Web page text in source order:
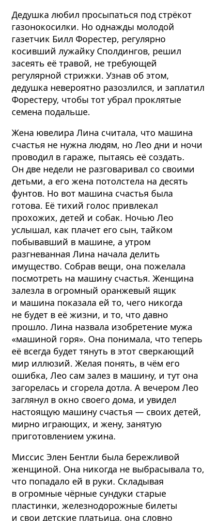
Дедушка любил просыпаться под стрёкот
газонокосилки. Но однажды молодой
газетчик Билл Форестер, регулярно
косивший лужайку Сполдингов, решил
засеять её травой, не требующей
регулярной стрижки. Узнав об этом,
дедушка невероятно разозлился, и заплатил
Форестеру, чтобы тот убрал проклятые
семена подальше.
Жена ювелира Лина считала, что машина
счастья не нужна людям, но Лео дни и ночи
проводил в гараже, пытаясь её создать.
Он две недели не разговаривал со своими
детьми, а его жена потолстела на десять
фунтов. Но вот машина счастья была
готова. Её тихий голос привлекал
прохожих, детей и собак. Ночью Лео
услышал, как плачет его сын, тайком
побывавший в машине, а утром
разгневанная Лина начала делить
имущество. Собрав вещи, она пожелала
посмотреть на машину счастья. Женщина
залезла в огромный оранжевый ящик
и машина показала ей то, чего никогда
не будет в её жизни, и то, что давно
прошло. Лина назвала изобретение мужа
«машиной горя». Она понимала, что теперь
её всегда будет тянуть в этот сверкающий
мир иллюзий. Желая понять, в чём его
ошибка, Лео сам залез в машину, и тут она
загорелась и сгорела дотла. А вечером Лео
заглянул в окно своего дома, и увидел
настоящую машину счастья — своих детей,
мирно играющих, и жену, занятую
приготовлением ужина.
Миссис Элен Бентли была бережливой
женщиной. Она никогда не выбрасывала то,
что попадало ей в руки. Складывая
в огромные чёрные сундуки старые
пластинки, железнодорожные билеты
и свои детские платьица, она словно